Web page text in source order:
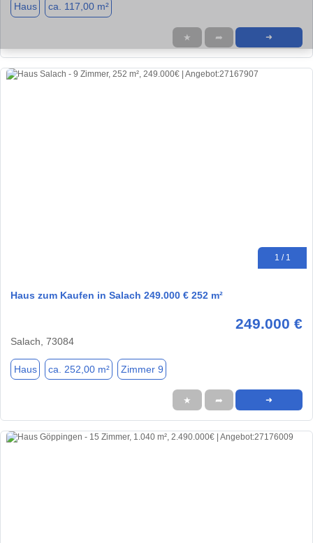
Haus ca. 117,00 m²
★ ➦ ➜
1 / 1
Haus zum Kaufen in Salach 249.000 € 252 m²
249.000 €
Salach, 73084
Haus ca. 252,00 m² Zimmer 9
★ ➦ ➜